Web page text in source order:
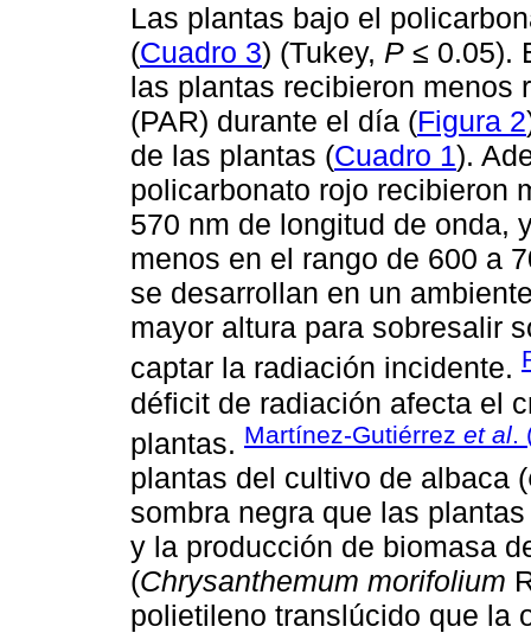
Las plantas bajo el
(Cuadro 3) (Tukey, P ≤ 0.05).
las plantas recibieron menos
(PAR) durante el día (Figura 2
de las plantas (Cuadro 1).
policarbonato rojo recibieron
570 nm de longitud de onda,
menos en el rango de 600 a
se desarrollan en un
mayor altura para sobresalir
captar la radiación incidente.
déficit de radiación afecta el
plantas. Martínez-Gutiérrez et al
plantas del cultivo de albaca (
sombra negra que las
y la producción de biomasa
(Chrysanthemum morifolium
polietileno translúcido que la